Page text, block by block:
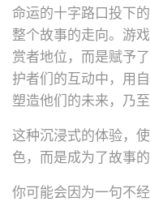
命运的十字路口投下
整个故事的走向。游
赏者地位，而是赋予
护者们的互动中，用
塑造他们的未来，乃至
这种沉浸式的体验，
色，而是成为了故事的
你可能会因为一句不